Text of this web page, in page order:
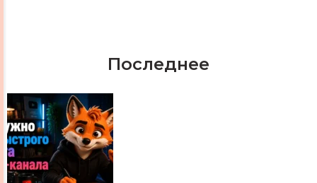
Последнее